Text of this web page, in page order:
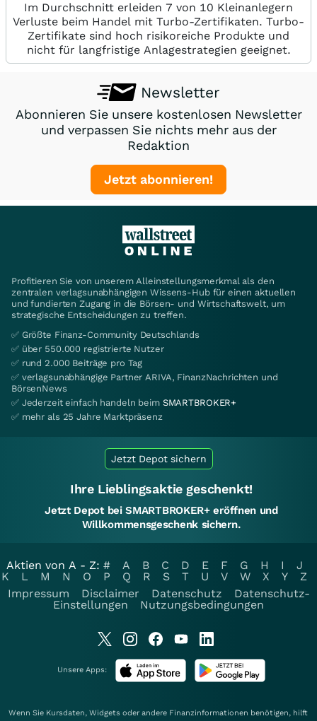
Im Durchschnitt erleiden 7 von 10 Kleinanlegern
Verluste beim Handel mit Turbo-Zertifikaten. Turbo-
Zertifikate sind hoch risikoreiche Produkte und
nicht für langfristige Anlagestrategien geeignet.
Newsletter
Abonnieren Sie unsere kostenlosen Newsletter
und verpassen Sie nichts mehr aus der
Redaktion
Jetzt abonnieren!
Profitieren Sie von unserem Alleinstellungsmerkmal als den
zentralen verlagsunabhängigen Wissens-Hub für einen aktuellen
und fundierten Zugang in die Börsen- und Wirtschaftswelt, um
strategische Entscheidungen zu treffen.
✅ Größte Finanz-Community Deutschlands
✅ über 550.000 registrierte Nutzer
✅ rund 2.000 Beiträge pro Tag
✅ verlagsunabhängige Partner ARIVA, FinanzNachrichten und
BörsenNews
✅ Jederzeit einfach handeln beim SMARTBROKER+
✅ mehr als 25 Jahre Marktpräsenz
Jetzt Depot sichern
Ihre Lieblingsaktie geschenkt!
Jetzt Depot bei SMARTBROKER+ eröffnen und
Willkommensgeschenk sichern.
Aktien von A - Z: # A B C D E F G H I
J
K
L M N O P Q R S T U V W X Y
Z
Impressum
Disclaimer Datenschutz
Datenschutz-
Einstellungen
Nutzungsbedingungen
Unsere Apps:
Wenn Sie Kursdaten, Widgets oder andere Finanzinformationen benötigen, hilft